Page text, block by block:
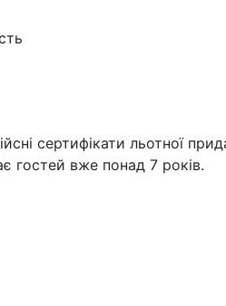
сертифікати льотної
гостей вже понад 7 років.